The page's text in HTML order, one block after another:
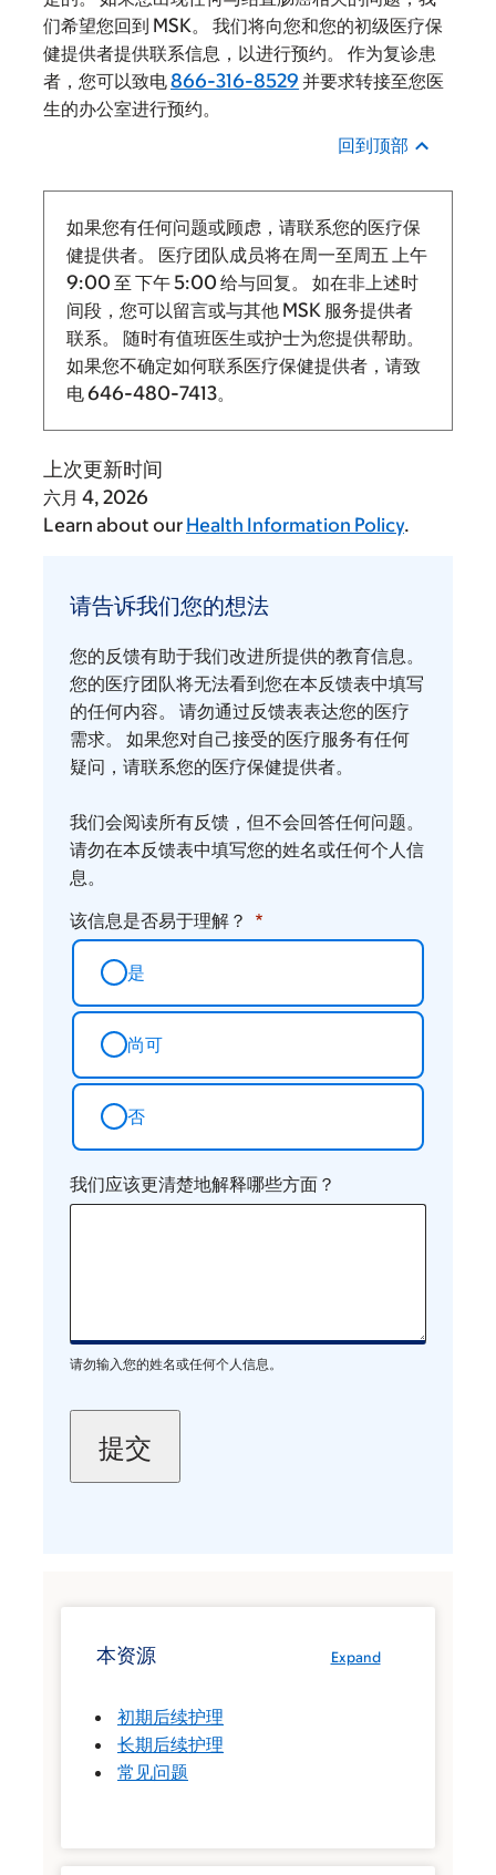
们希望您回到 MSK。 我们将向您和您的初级医疗保
健提供者提供联系信息，以进行预约。 作为复诊患
者，您可以致电866-316-8529 并要求转接至您医
生的办公室进行预约。
回到顶部
如果您有任何问题或顾虑，请联系您的医疗保
健提供者。 医疗团队成员将在周一至周五 上午
9:00 至 下午 5:00 给与回复。
如在非上述时
间段，您可以留言或与其他 MSK 服务提供者
联系。 随时有值班医生或护士为您提供帮助。
如果您不确定如何联系医疗保健提供者，请致
电646-480-7413。
上次更新时间
六月 4, 2026
Learn about our Health Information Policy.
告
我
们
您
的
想
请告诉我们您的想法
您的反馈有助于我们改进所提供的教育信息。
您的医疗团队将无法看到您在本反馈表中填写
的任何内容。 请勿通过反馈表表达您的医疗
需求。 如果您对自己接受的医疗服务有任何
疑问，请联系您的医疗保健提供者。
我们会阅读所有反馈，但不会回答任何问题。
请勿在本反馈表中填写您的姓名或任何个人信
息。
该信息是否易于理解？
是
尚可
否
我们应该更清楚地解释哪些方面？
请勿输入您的姓名或任何个人信息。
Expand
本资源
初期后续护理
长期后续护理
常见问题